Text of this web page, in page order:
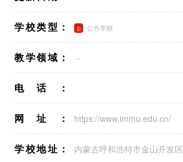
学校类型： 公办学校
教学领域： --
电话：
网址： https://www.immu.edu.cn/
学校地址： 内蒙古呼和浩特市金山开发区